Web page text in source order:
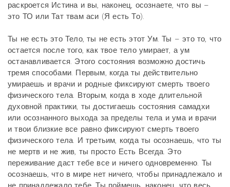
раскроется Истина и вы, наконец, осознаете, что вы –
это ТО или Тат твам аси (Я есть То).
Ты не есть это Тело, ты не есть этот Ум. Ты – это то, что
остается после того, как твое тело умирает, а ум
останавливается. Этого состояния возможно достичь
тремя способами. Первым, когда ты действительно
умираешь и врачи и родные фиксируют смерть твоего
физического тела. Вторым, когда в ходе длительной
духовной практики, ты достигаешь состояния самадхи
или осознанного выхода за пределы тела и ума и врачи
и твои близкие все равно фиксируют смерть твоего
физического тела. И третьим, когда ты осознаешь, что ты
не мертв и не жив, ты просто Есть Всегда. Это
переживание даст тебе все и ничего одновременно. Ты
осознаешь, что в мире нет ничего, чтобы принадлежало и